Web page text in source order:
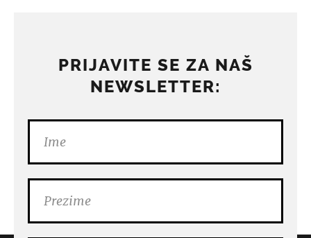
PRIJAVITE SE ZA NAŠ
NEWSLETTER: